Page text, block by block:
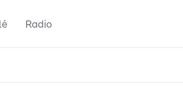
Radio